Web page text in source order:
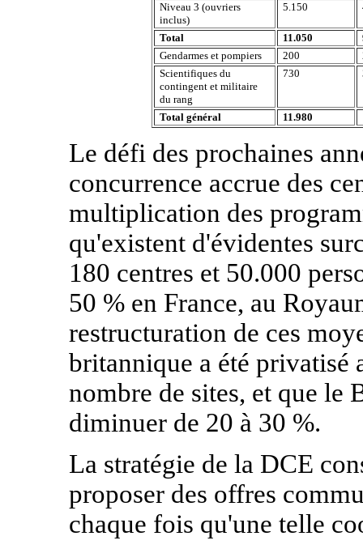
Niveau 3 (ouvriers
inclus)
5.150
Total 11.050
Gendarmes et pompiers
200
Scientifiques du
contingent et militaire
du rang
730
Total général 11.980
Le défi des prochaines
concurrence accrue des
multiplication des
qu'existent d'évidentes
180 centres et 50.000
50 % en France, au
restructuration de ces
britannique a été privatisé
nombre de sites, et que le
diminuer de 20 à 30 %.
La stratégie de la DCE
proposer des offres
chaque fois qu'une telle